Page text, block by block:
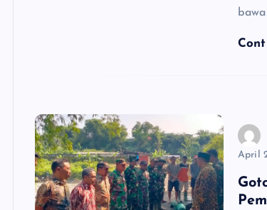
April